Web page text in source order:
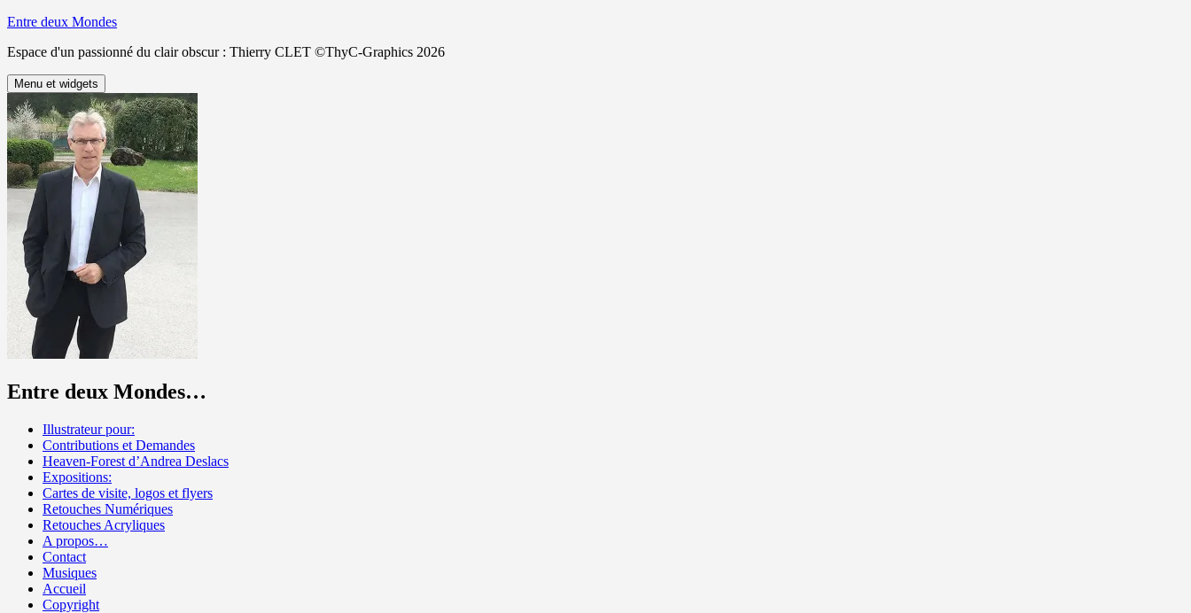
Aller
contenu
Entre deux Mondes
Espace d'un passionné du clair obscur : Thierry CLET ©ThyC-Graphics 2026
Menu et widgets
Entre deux Mondes…
Illustrateur pour:
Contributions et Demandes
Heaven-Forest d’Andrea Deslacs
Expositions:
Cartes de visite, logos et flyers
Retouches Numériques
Retouches Acryliques
A propos…
Contact
Musiques
Accueil
Copyright